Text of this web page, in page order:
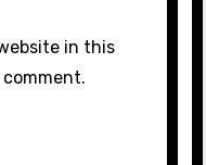
in this